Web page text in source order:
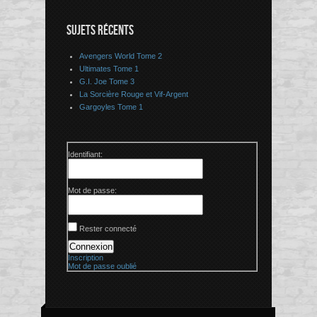
SUJETS RÉCENTS
Avengers World Tome 2
Ultimates Tome 1
G.I. Joe Tome 3
La Sorcière Rouge et Vif-Argent
Gargoyles Tome 1
Identifiant:
Mot de passe:
Rester connecté
Connexion
Inscription
Mot de passe oublié